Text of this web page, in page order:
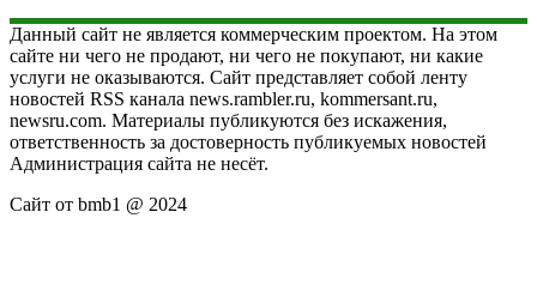
Данный сайт не является коммерческим проектом. На этом
сайте ни чего не продают, ни чего не покупают, ни какие
услуги не оказываются. Сайт представляет собой ленту
новостей RSS канала news.rambler.ru, kommersant.ru,
newsru.com. Материалы публикуются без искажения,
ответственность за достоверность публикуемых новостей
Администрация сайта не несёт.
Сайт от bmb1 @ 2024